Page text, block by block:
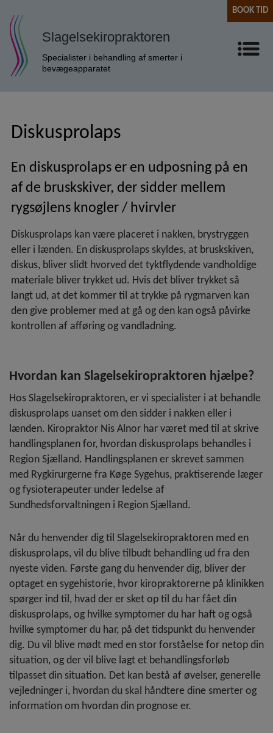
BOOK TID
Slagelsekiropraktoren
Specialister i behandling af smerter i
bevægeapparatet
Behandlinger
Brystrygsmerter / facetledssyndrom
Chokbølge
Hovedpiner
Iskiassmerter
Lændesmerter
Nakkesmerter
Klager, erstatning og journalinformationer
Om os
Kiropraktorerne
Kontakt
Webtilgængelighed
Cookies
Diskusprolaps
En diskusprolaps er en udposning på en
af de bruskskiver, der sidder mellem
rygsøjlens knogler / hvirvler
Diskusprolaps kan være placeret i nakken, brystryggen
eller i lænden. En diskusprolaps skyldes, at bruskskiven,
diskus, bliver slidt hvorved det tyktflydende vandholdige
materiale bliver trykket ud. Hvis det bliver trykket så
langt ud, at det kommer til at trykke på rygmarven kan
den give problemer med at gå og den kan også påvirke
kontrollen af afføring og vandladning.
Hvordan kan Slagelsekiropraktoren hjælpe?
Hos Slagelsekiropraktoren, er vi specialister i at behandle
diskusprolaps uanset om den sidder i nakken eller i
lænden. Kiropraktor Nis Alnor har været med til at skrive
handlingsplanen for, hvordan diskusprolaps behandles i
Region Sjælland. Handlingsplanen er skrevet sammen
med Rygkirurgerne fra Køge Sygehus, praktiserende læger
og fysioterapeuter under ledelse af
Sundhedsforvaltningen i Region Sjælland.
Når du henvender dig til Slagelsekiropraktoren med en
diskusprolaps, vil du blive tilbudt behandling ud fra den
nyeste viden. Første gang du henvender dig, bliver der
optaget en sygehistorie, hvor kiropraktorerne på klinikken
spørger ind til, hvad der er sket op til du har fået din
diskusprolaps, og hvilke symptomer du har haft og også
hvilke symptomer du har, på det tidspunkt du henvender
dig. Du vil blive mødt med en stor forståelse for netop din
situation, og der vil blive lagt et behandlingsforløb
tilpasset din situation. Det kan bestå af øvelser, generelle
vejledninger i, hvordan du skal håndtere dine smerter og
information om hvordan din prognose er.